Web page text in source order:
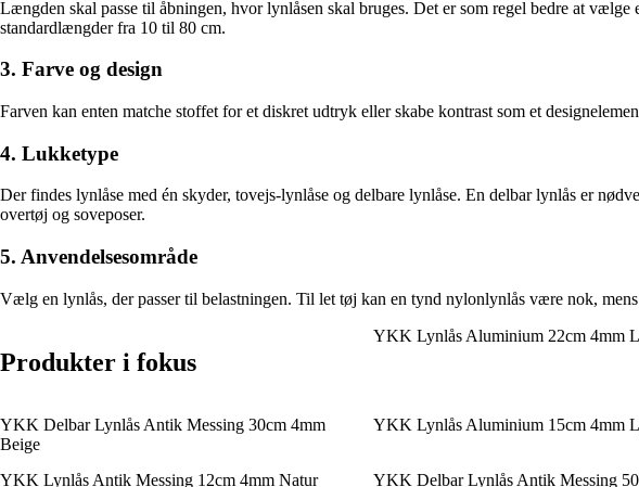
Længden skal passe til åbningen, hvor lynlåsen skal bruges. Det er som regel bedre at
standardlængder fra 10 til 80 cm.
3. Farve og design
Farven kan enten matche stoffet for et diskret udtryk eller skabe kontrast som et
4. Lukketype
Der findes lynlåse med én skyder, tovejs-lynlåse og delbare lynlåse. En delbar lynlås er
overtøj og soveposer.
5. Anvendelsesområde
Vælg en lynlås, der passer til belastningen. Til let tøj kan en tynd nylonlynlås være nok,
Produkter i fokus
YKK Lynlås Aluminium 22cm 4mm
YKK Delbar Lynlås Antik Messing 30cm 4mm
Beige
YKK Lynlås Aluminium 15cm 4mm
YKK Lynlås Antik Messing 12cm 4mm Natur
YKK Delbar Lynlås Antik Messing